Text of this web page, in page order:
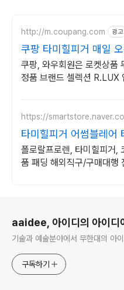
http://m.coupang.com 광고
쿠팡 타미힐피거 매일
원 특가
쿠팡, 와우회원은 로켓상품
정품 브랜드 셀렉션 R.LUX
https://
타미힐피거 어썸블레어
로직구는 어썸
폴로랄프로렌, 타미힐피거,
품 패딩 해외직구/구매대행
aaidee, 아이디의 아이디
기술과 예술분야에서 무한대의 아
구독하기